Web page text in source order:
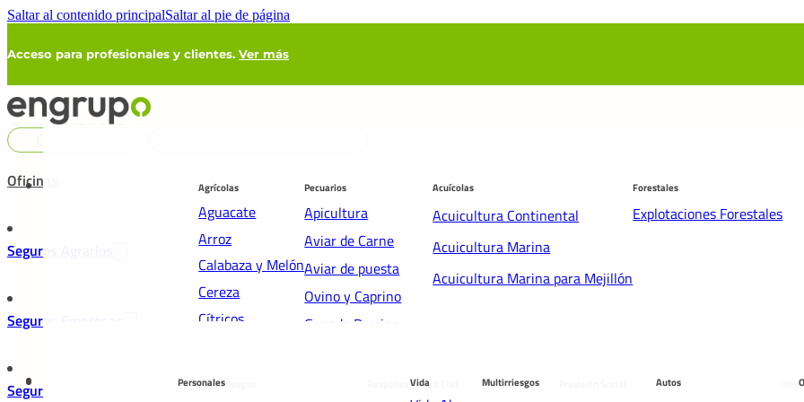
Saltar al contenido principalSaltar al pie de página
Acceso para profesionales y clientes. Ver más
Oficinas
Seguros Agrarios
Agrícolas
Aguacate
Arroz
Calabaza y Melón
Cereza
Cítricos
Pecuarios
Apicultura
Aviar de Carne
Aviar de puesta
Ovino y Caprino
Ganado Porcino
Retirada de animales
Acuícolas
Acuicultura Continental
Acuicultura Marina
Acuicultura Marina para Mejillón
Forestales
Explotaciones Forestales
Seguros Empresas
Multirriesgos Responsabilidad Civil
Seguros Particulares Personales Vida Multirriesgos Autos